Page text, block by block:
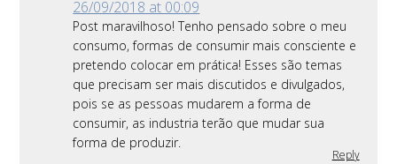
26/09/2018 at 00:09
Post maravilhoso! Tenho pensado sobre o meu
consumo, formas de consumir mais consciente e
pretendo colocar em prática! Esses são temas
que precisam ser mais discutidos e divulgados,
pois se as pessoas mudarem a forma de
consumir, as industria terão que mudar sua
forma de produzir.
Reply